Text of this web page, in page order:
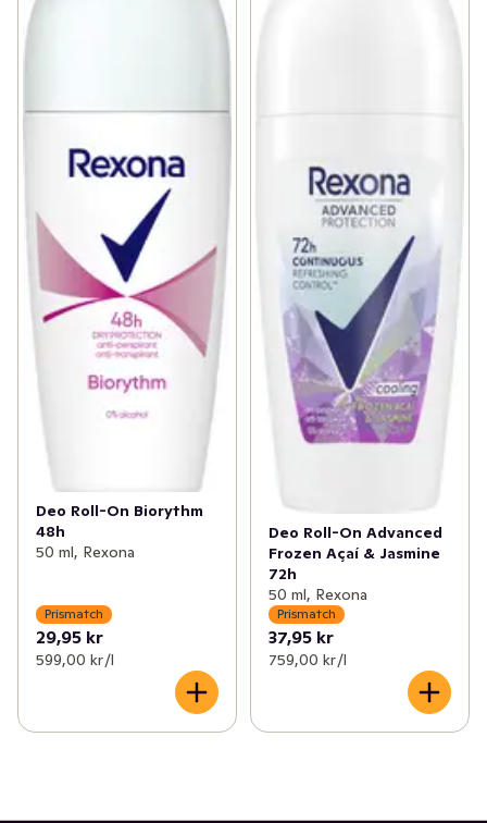
Deo Roll-On Biorythm
48h
50 ml, Rexona
Prismatch
29,95 kr
599,00 kr /l
Deo Roll-On Advanced
Frozen Açaí & Jasmine
72h
50 ml, Rexona
Prismatch
37,95 kr
759,00 kr /l